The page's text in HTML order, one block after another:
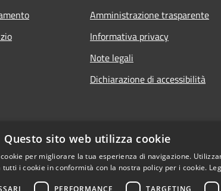
Amministrazione trasparente
Informativa privacy
Note legali
Dichiarazione di accessibilità
Questo sito web utilizza cookie
per migliorare la tua esperienza di navigazione.
tutti i cookie in conformità con la nostra policy per i cookie.
PERFORMANCE TARGETING